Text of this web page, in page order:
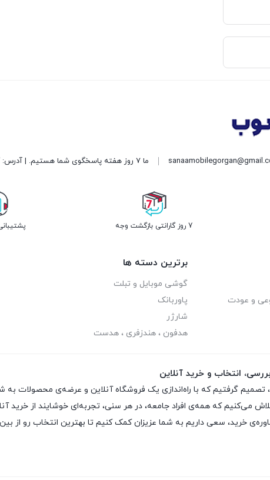
ما 7 روز هفته پاسخگوی شما هستیم. | آدرس: گرگان میدان سرخواجه نبش امام رضا دست چپ
7 روز گارانتی بازگشت وجه
و عودت
برترین دسته ها
گوشی موبایل و تبلت
پاوربانک
شارژر
هدفون ، هندزفری ، هدست
انتخاب و خرید آنلاین
می‌کنیم که همه‌ی افراد جامعه، در هر سنی، تجربه‌ای خوشایند از خرید
خرید، سعی داریم به شما عزیزان کمک کنیم تا بهترین انتخاب رو از بین